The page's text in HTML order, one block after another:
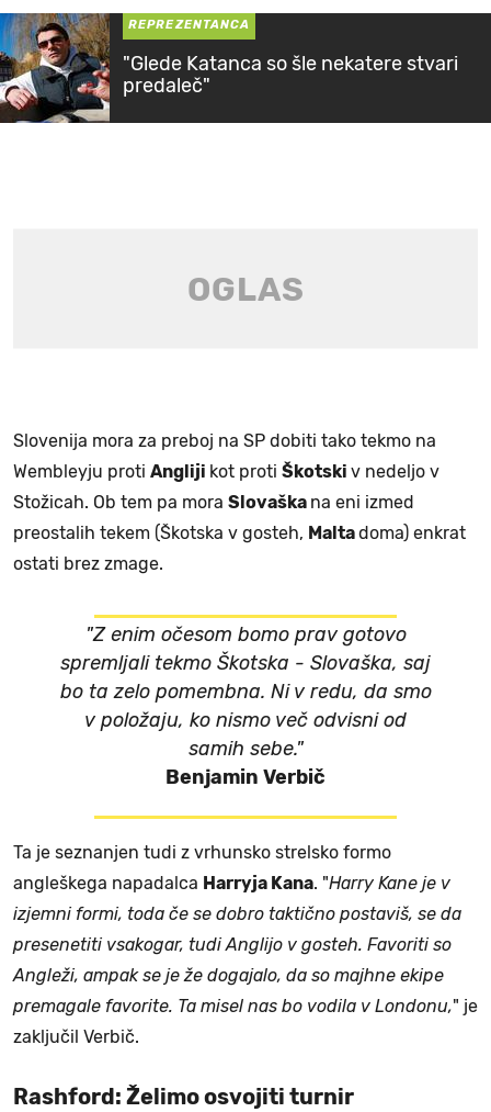
REPREZENTANCA
"Glede Katanca so šle nekatere stvari
predaleč"
Slovenija mora za preboj na SP dobiti tako tekmo na
Wembleyju proti Angliji kot proti Škotski v nedeljo v
Stožicah. Ob tem pa mora Slovaška na eni izmed
preostalih tekem (Škotska v gosteh, Maltadoma) enkrat
ostati brez zmage.
"Z enim očesom bomo prav gotovo
spremljali tekmo Škotska - Slovaška, saj
bo ta zelo pomembna. Ni v redu, da smo
v položaju, ko nismo več odvisni od
samih sebe."
Benjamin Verbič
Ta je seznanjen tudi z vrhunsko strelsko formo
angleškega napadalca Harryja Kana. "Harry Kane je v
izjemni formi, toda če se dobro taktično postaviš, se da
presenetiti vsakogar, tudi Anglijo v gosteh. Favoriti so
Angleži, ampak se je že dogajalo, da so majhne ekipe
premagale favorite. Ta misel nas bo vodila v Londonu," je
zaključil Verbič.
Rashford: Želimo osvojiti turnir